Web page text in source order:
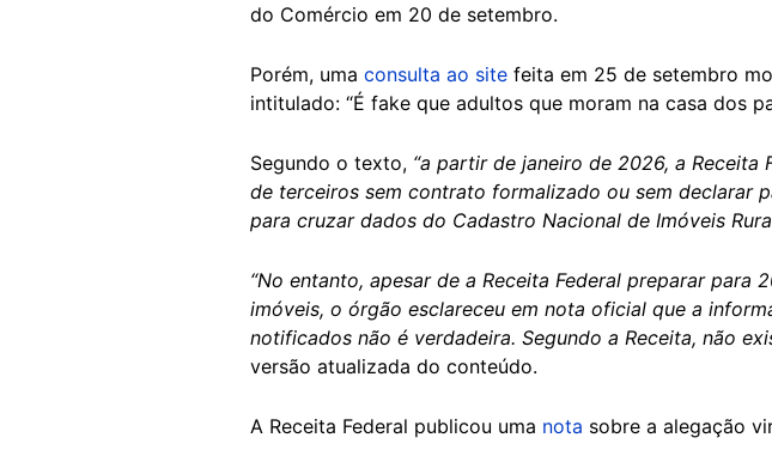
do Comércio em 20 de setembro.
Porém, uma consulta ao site feita em 25 de setembro
intitulado: “É fake que adultos que moram na casa dos
Segundo o texto, “a partir de janeiro de 2026, a
de terceiros sem contrato formalizado ou sem declarar
para cruzar dados do Cadastro Nacional de Imóveis
“No entanto, apesar de a Receita Federal preparar
imóveis, o órgão esclareceu em nota oficial que a
notificados não é verdadeira. Segundo a Receita, não
versão atualizada do conteúdo.
A Receita Federal publicou uma nota sobre a alegação